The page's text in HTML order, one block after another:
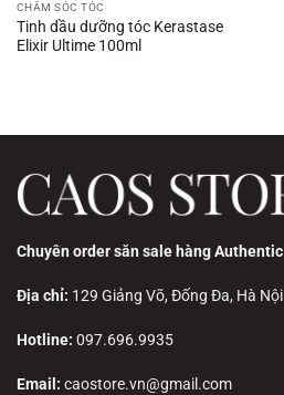
CHĂM SÓC TÓC
Tinh dầu dưỡng tóc Kerastase
Elixir Ultime 100ml
Chuyên order săn sale hàng Authentic
Địa chỉ: 129 Giảng Võ, Đống Đa, Hà Nội
Hotline: 097.696.9935
Email: caostore.vn@gmail.com